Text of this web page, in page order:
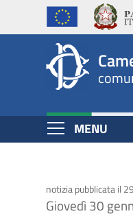
principale
audizione
MENU
Espandi
Contenuto
notizia pubblicata il
Giovedì 30